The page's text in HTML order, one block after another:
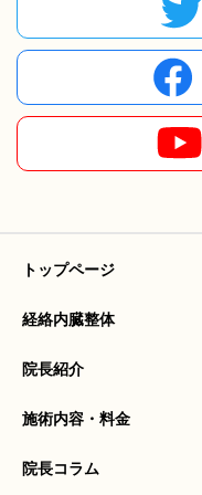
トップページ
経絡内臓整体
院長紹介
施術内容・料金
院長コラム